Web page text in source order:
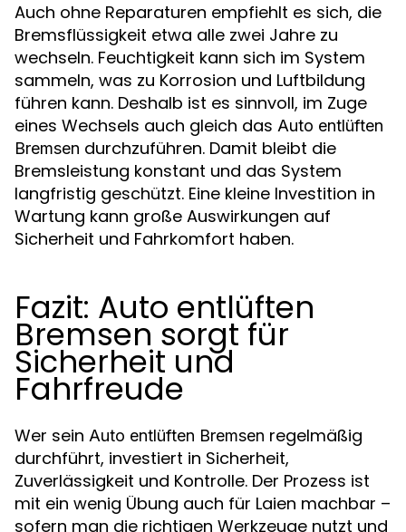
Auch ohne Reparaturen empfiehlt es sich, die
Bremsflüssigkeit etwa alle zwei Jahre zu
wechseln. Feuchtigkeit kann sich im System
sammeln, was zu Korrosion und Luftbildung
führen kann. Deshalb ist es sinnvoll, im Zuge
eines Wechsels auch gleich das Auto entlüften
Bremsen durchzuführen. Damit bleibt die
Bremsleistung konstant und das System
langfristig geschützt. Eine kleine Investition in
Wartung kann große Auswirkungen auf
Sicherheit und Fahrkomfort haben.
Fazit: Auto entlüften
Bremsen sorgt für
Sicherheit und
Fahrfreude
Wer sein Auto entlüften Bremsen regelmäßig
durchführt, investiert in Sicherheit,
Zuverlässigkeit und Kontrolle. Der Prozess ist
mit ein wenig Übung auch für Laien machbar –
sofern man die richtigen Werkzeuge nutzt und